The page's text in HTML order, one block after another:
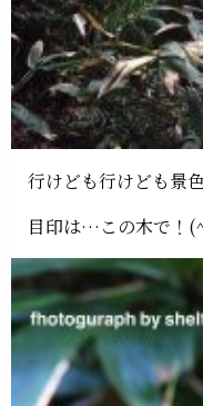
行けども行けども景
目印は…この木で！